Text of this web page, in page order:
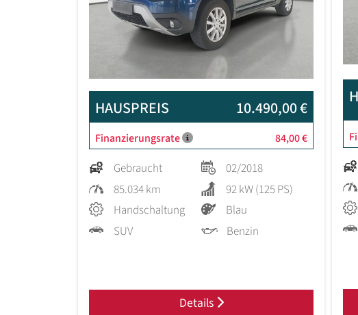
HAUSPREIS 10.490,00 €
Finanzierungsrate 84,00 €
Gebraucht
02/2018
85.034 km
92 kW (125 PS)
Handschaltung
Blau
SUV
Benzin
Details